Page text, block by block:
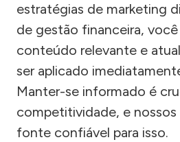
estratégias de marketing
de gestão financeira,
conteúdo relevante e
ser aplicado
Manter-se informado é
competitividade, e nossos
fonte confiável para isso.